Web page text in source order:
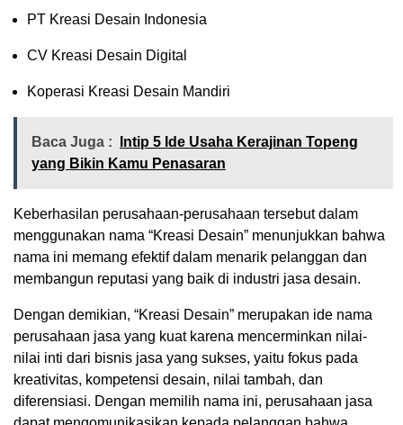
PT Kreasi Desain Indonesia
CV Kreasi Desain Digital
Koperasi Kreasi Desain Mandiri
Baca Juga :
Intip 5 Ide Usaha Kerajinan Topeng
yang Bikin Kamu Penasaran
Keberhasilan perusahaan-perusahaan tersebut dalam
menggunakan nama “Kreasi Desain” menunjukkan bahwa
nama ini memang efektif dalam menarik pelanggan dan
membangun reputasi yang baik di industri jasa desain.
Dengan demikian, “Kreasi Desain” merupakan ide nama
perusahaan jasa yang kuat karena mencerminkan nilai-
nilai inti dari bisnis jasa yang sukses, yaitu fokus pada
kreativitas, kompetensi desain, nilai tambah, dan
diferensiasi. Dengan memilih nama ini, perusahaan jasa